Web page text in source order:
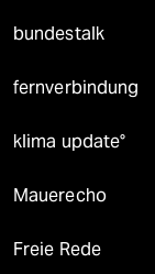
bundestalk
fernverbindung
klima update°
Mauerecho
Freie Rede